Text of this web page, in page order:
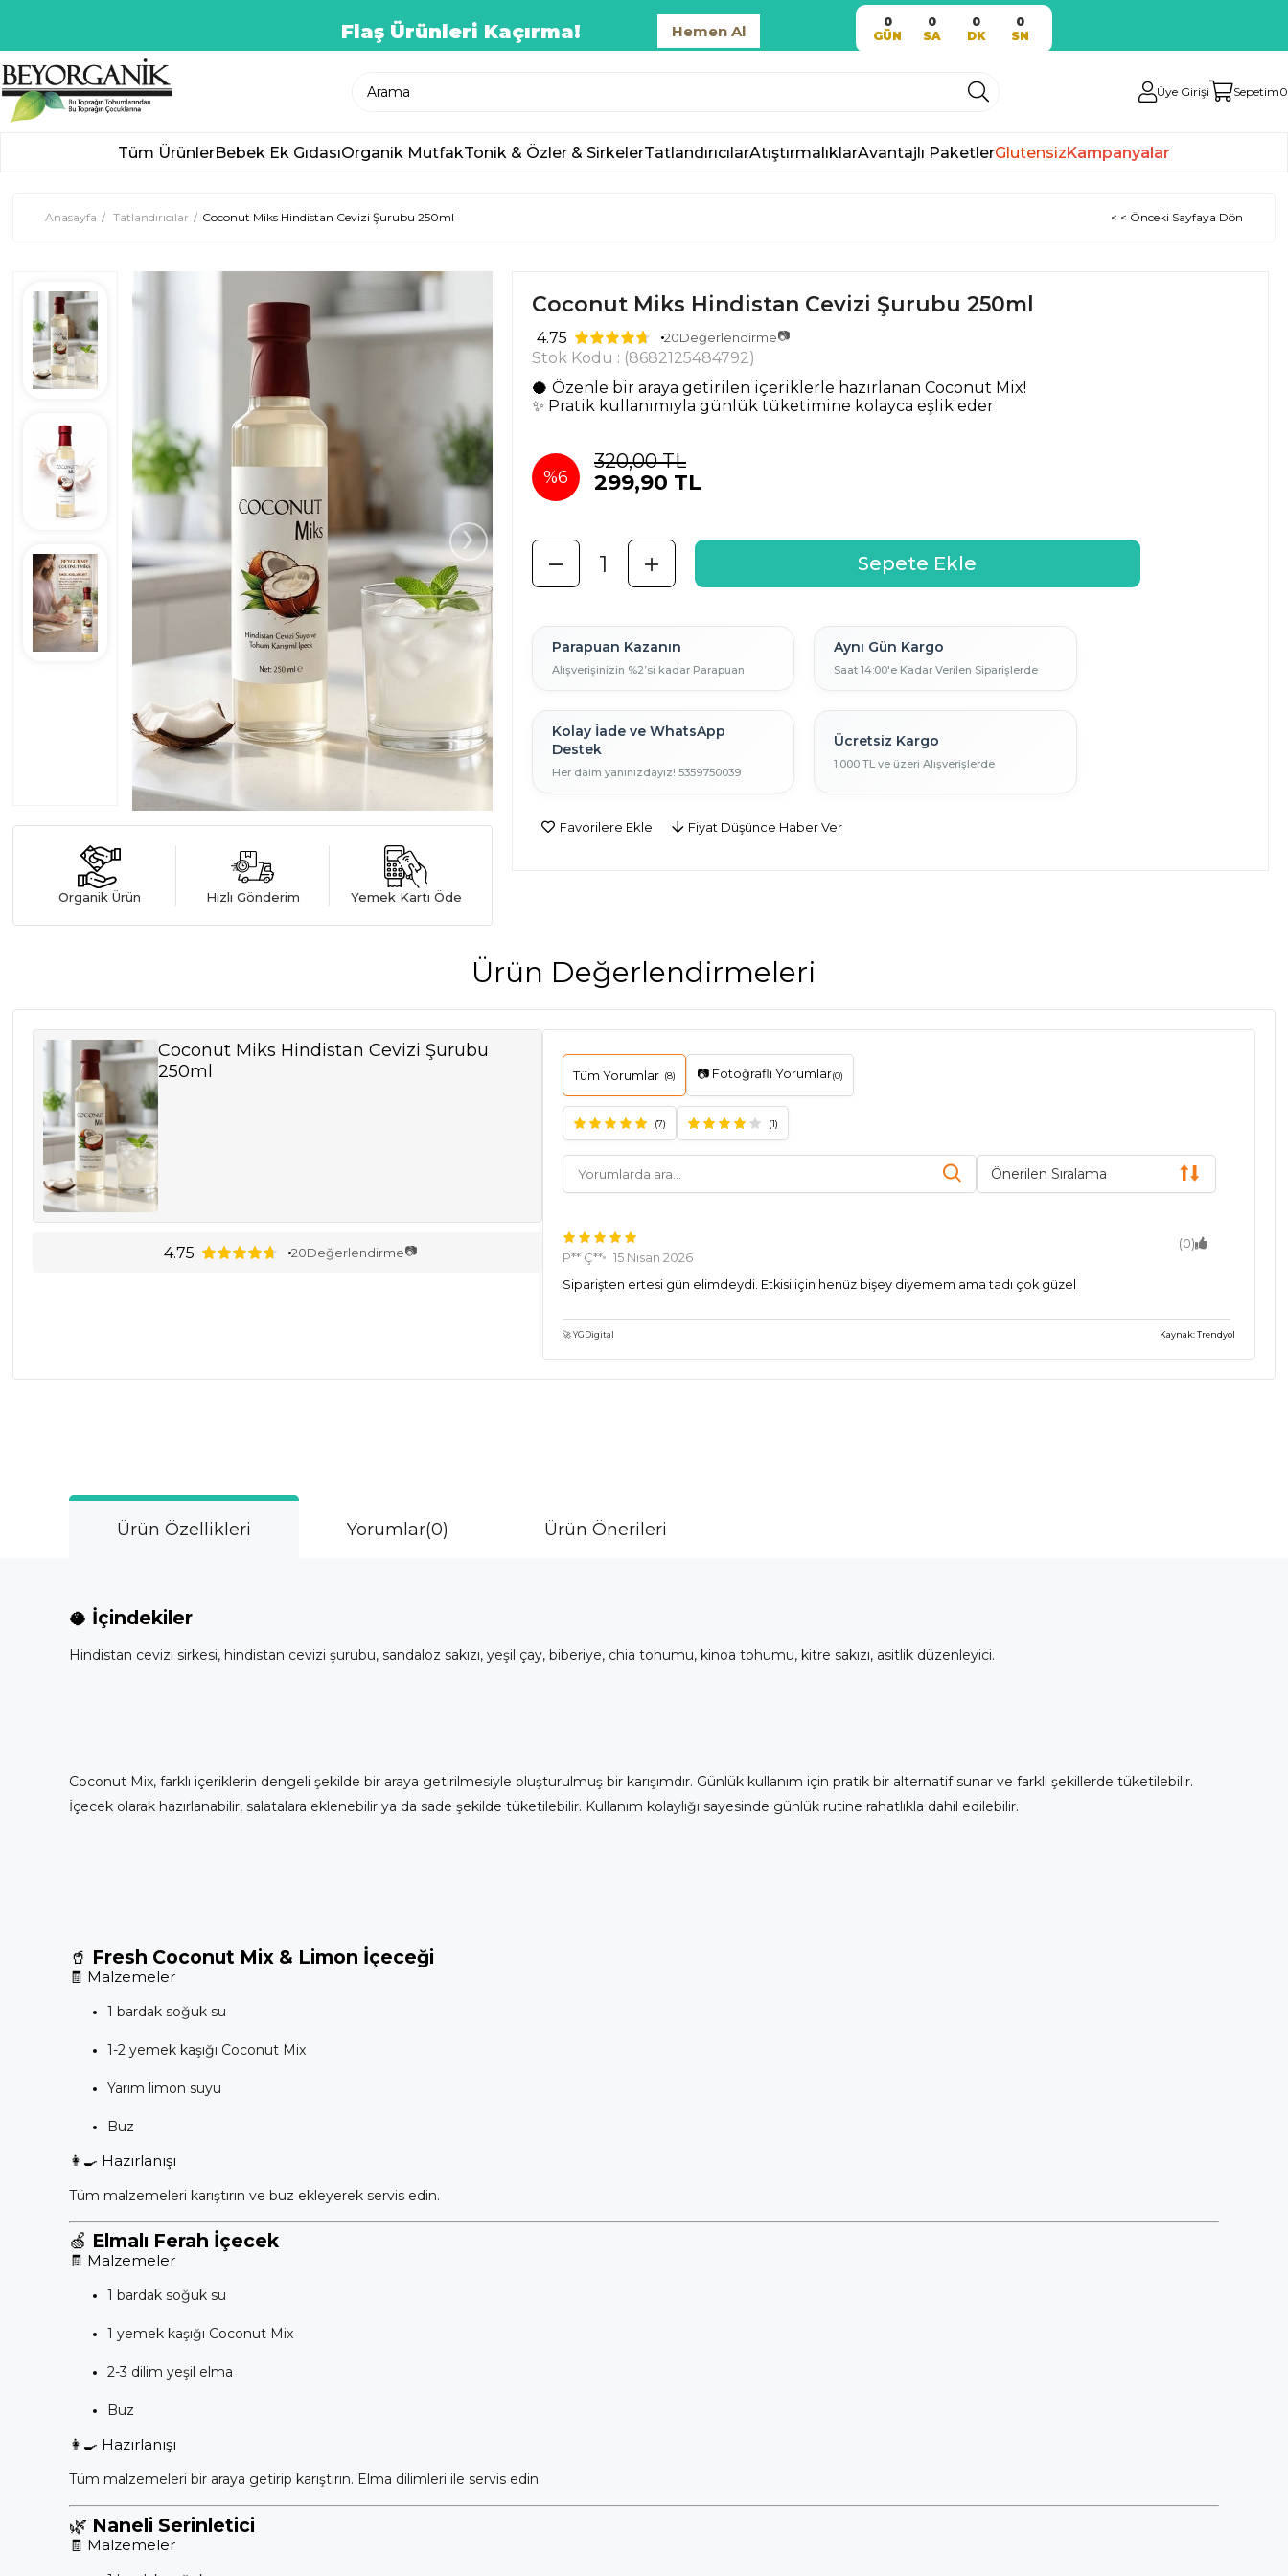
Flaş Ürünleri Kaçırma! Hemen Al
0
GÜN
0
SA
0
DK
0
SN
Üye Girişi Sepetim0
Tüm ÜrünlerBebek Ek GıdasıOrganik MutfakTonik & Özler & SirkelerTatlandırıcılarAtıştırmalıklarAvantajlı PaketlerGlutensizKampanyalar
Anasayfa Tatlandırıcılar Coconut Miks Hindistan Cevizi Şurubu 250ml < < Önceki Sayfaya Dön
›
Organik Ürün Hızlı Gönderim Yemek Kartı Öde
Coconut Miks Hindistan Cevizi Şurubu 250ml
4.75 20Değerlendirme📷
Stok Kodu
(8682125484792)
🥥 Özenle bir araya getirilen içeriklerle hazırlanan Coconut Mix!
✨ Pratik kullanımıyla günlük tüketimine kolayca eşlik eder
%6
320,00 TL
299,90 TL
Parapuan Kazanın
Alışverişinizin %2’si kadar Parapuan
Aynı Gün Kargo
Saat 14:00'e Kadar Verilen Siparişlerde
Kolay İade ve WhatsApp
Destek
Her daim yanınızdayız! 5359750039
Ücretsiz Kargo
1.000 TL ve üzeri Alışverişlerde
Favorilere Ekle Fiyat Düşünce Haber Ver
Ürün Değerlendirmeleri
Coconut Miks Hindistan Cevizi Şurubu
250ml
4.75 20Değerlendirme📷
Tüm Yorumlar (8) 📷 Fotoğraflı Yorumlar(0)
(7) (1)
Önerilen Sıralama
(0)
P** Ç**
15 Nisan 2026
Siparişten ertesi gün elimdeydi. Etkisi için henüz bişey diyemem ama tadı çok güzel
🚀 YGDigital Kaynak: Trendyol
Ürün Özellikleri Yorumlar(0) Ürün Önerileri
🥥 İçindekiler
Hindistan cevizi sirkesi, hindistan cevizi şurubu, sandaloz sakızı, yeşil çay, biberiye, chia tohumu, kinoa tohumu, kitre sakızı, asitlik düzenleyici.
Coconut Mix, farklı içeriklerin dengeli şekilde bir araya getirilmesiyle oluşturulmuş bir karışımdır. Günlük kullanım için pratik bir alternatif sunar ve farklı şekillerde tüketilebilir.
İçecek olarak hazırlanabilir, salatalara eklenebilir ya da sade şekilde tüketilebilir. Kullanım kolaylığı sayesinde günlük rutine rahatlıkla dahil edilebilir.
🥤 Fresh Coconut Mix & Limon İçeceği
🧾 Malzemeler
1 bardak soğuk su
1-2 yemek kaşığı Coconut Mix
Yarım limon suyu
Buz
👩‍🍳 Hazırlanışı
Tüm malzemeleri karıştırın ve buz ekleyerek servis edin.
🍏 Elmalı Ferah İçecek
🧾 Malzemeler
1 bardak soğuk su
1 yemek kaşığı Coconut Mix
2-3 dilim yeşil elma
Buz
👩‍🍳 Hazırlanışı
Tüm malzemeleri bir araya getirip karıştırın. Elma dilimleri ile servis edin.
🌿 Naneli Serinletici
🧾 Malzemeler